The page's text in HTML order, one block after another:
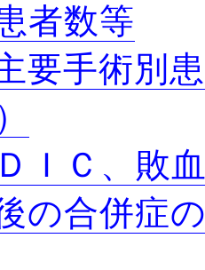
者数等
要手術別
ＩＣ、敗
の合併症